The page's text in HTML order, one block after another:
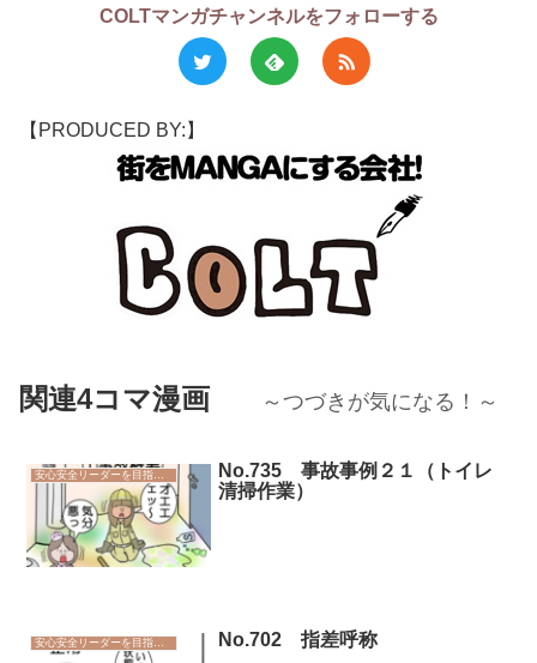
COLTマンガチャンネルをフォローする
【PRODUCED BY:】
関連4コマ漫画 ～つづきが気になる！～
安心安全リーダーを目指そう
No.735 事故事例２１（トイレ
清掃作業）
安心安全リーダーを目指そう No.702 指差呼称